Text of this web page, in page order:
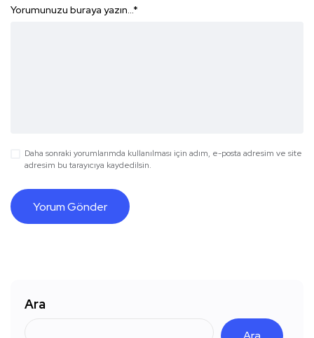
Yorumunuzu buraya yazın...*
Daha sonraki yorumlarımda kullanılması için adım, e-posta adresim ve site
adresim bu tarayıcıya kaydedilsin.
Ara